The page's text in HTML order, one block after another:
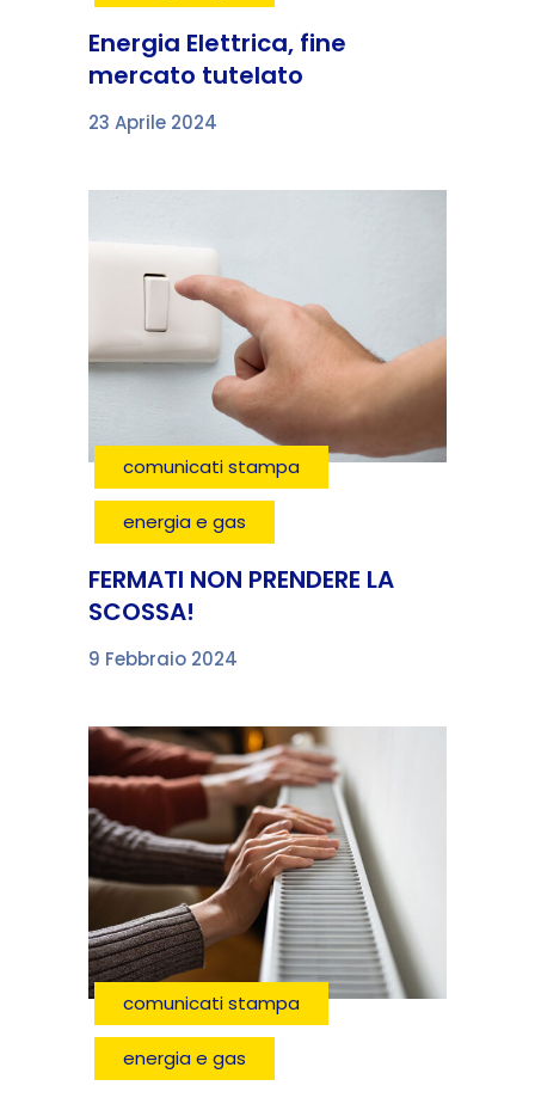
Energia Elettrica, fine
mercato tutelato
23 Aprile 2024
comunicati stampa
energia e gas
FERMATI NON PRENDERE LA
SCOSSA!
9 Febbraio 2024
comunicati stampa
energia e gas